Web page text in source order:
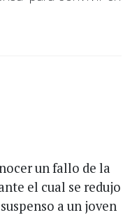
un fallo de la
el cual se redujo
a un joven